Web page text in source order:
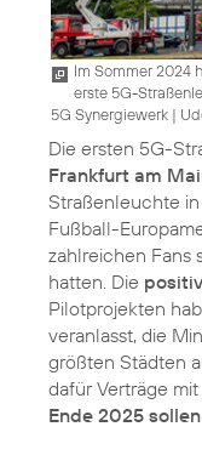
Im Sommer 2024
erste 5G-
5G Synergiewerk |
Die ersten 5G-
Frankfurt am
Straßenleuchte
Fußball-
zahlreichen Fans
hatten. Die
Pilotprojekten
veranlasst, die
größten Städten
dafür Verträge
Ende 2025